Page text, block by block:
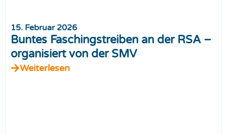
15. Februar 2026
Buntes Faschingstreiben an der RSA –
organisiert von der SMV
Weiterlesen